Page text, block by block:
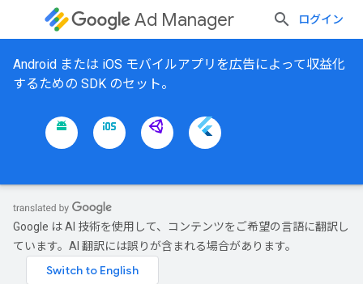
Ad Manager ログイン
Android または iOS モバイルアプリを広告によって収益化
するための SDK のセット。
Google は AI 技術を使用して、コンテンツをご希望の言語に翻訳し
ています。AI 翻訳には誤りが含まれる場合があります。